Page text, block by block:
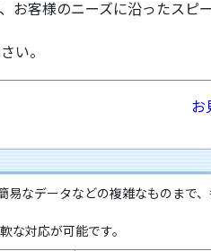
お客様のニーズに沿ったスピ
い。
お
なデータなどの複雑なものまで
な対応が可能です。